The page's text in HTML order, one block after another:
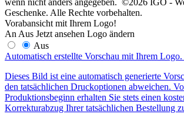
wenn nicht anders angegeben. ©2026 IGO -
Geschenke. Alle Rechte vorbehalten.
Vorabansicht mit Ihrem Logo!
An Aus Jetzt ansehen Logo ändern
Aus
Automatisch erstellte Vorschau mit Ihrem Logo.
Dieses Bild ist eine automatisch generierte
den tatsächlichen Druckoptionen abweichen.
Produktionsbeginn erhalten Sie stets einen
Korrekturabzug Ihrer tatsächlichen Bestellung